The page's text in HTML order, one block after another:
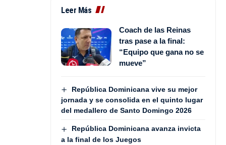
Leer Más
Coach de las Reinas
tras pase a la final:
“Equipo que gana no se
mueve”
República Dominicana vive su mejor
jornada y se consolida en el quinto lugar
del medallero de Santo Domingo 2026
República Dominicana avanza invicta
a la final de los Juegos